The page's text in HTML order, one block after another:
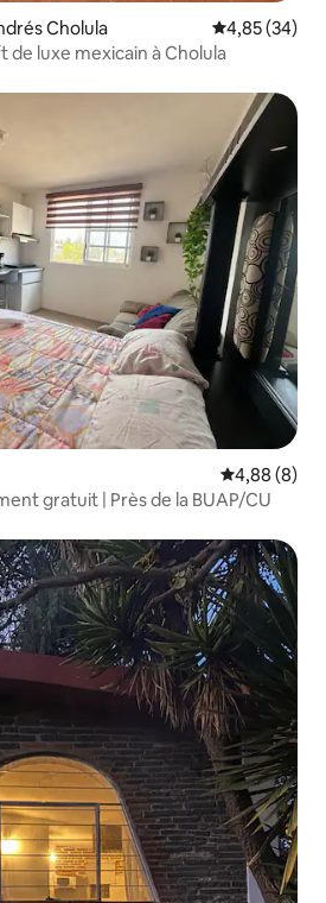
Cholula Note
4,85 (34)
de luxe mexicain à Cholula
Note
4,88 (8)
gratuit | Près de la BUAP/CU